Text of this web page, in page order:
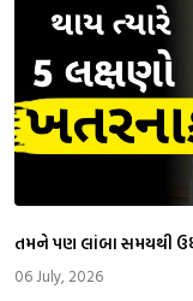
તમને પણ લાંબા સમયથી
06 July, 2026